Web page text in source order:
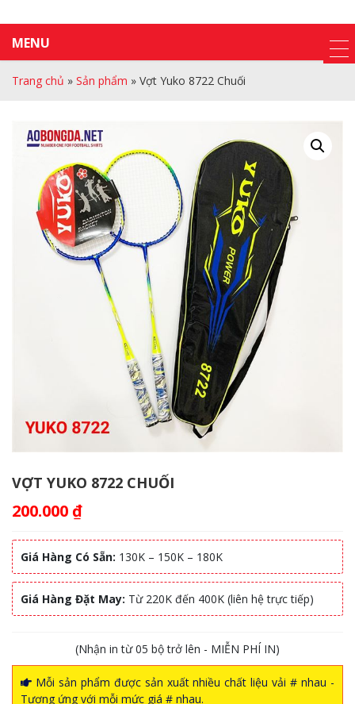
MENU
Trang chủ » Sản phẩm » Vợt Yuko 8722 Chuối
VỢT YUKO 8722 CHUỐI
200.000 ₫
Giá Hàng Có Sẵn: 130K – 150K – 180K
Giá Hàng Đặt May: Từ 220K đến 400K (liên hệ trực tiếp)
(Nhận in từ 05 bộ trở lên - MIỄN PHÍ IN)
Mỗi sản phẩm được sản xuất nhiều chất liệu vải # nhau -
Tương ứng với mỗi mức giá # nhau.